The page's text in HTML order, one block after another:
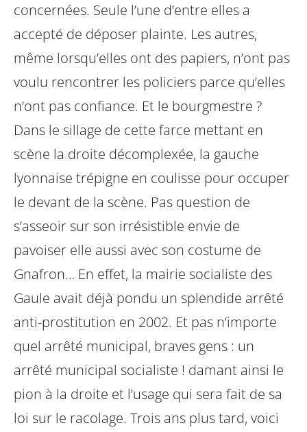
concernées. Seule l’une d’entre elles a
accepté de déposer plainte. Les autres,
même lorsqu’elles ont des papiers, n’ont pas
voulu rencontrer les policiers parce qu’elles
n’ont pas confiance. Et le bourgmestre ?
Dans le sillage de cette farce mettant en
scène la droite décomplexée, la gauche
lyonnaise trépigne en coulisse pour occuper
le devant de la scène. Pas question de
s’asseoir sur son irrésistible envie de
pavoiser elle aussi avec son costume de
Gnafron… En effet, la mairie socialiste des
Gaule avait déjà pondu un splendide arrêté
anti-prostitution en 2002. Et pas n’importe
quel arrêté municipal, braves gens : un
arrêté municipal socialiste ! damant ainsi le
pion à la droite et l’usage qui sera fait de sa
loi sur le racolage. Trois ans plus tard, voici